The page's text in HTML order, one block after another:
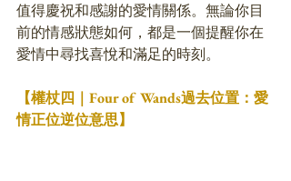
值得慶祝和感謝的愛情關係。無論你目
前的情感狀態如何，都是一個提醒你在
愛情中尋找喜悅和滿足的時刻。
【權杖四｜Four of Wands過去位置：愛
情正位逆位意思】